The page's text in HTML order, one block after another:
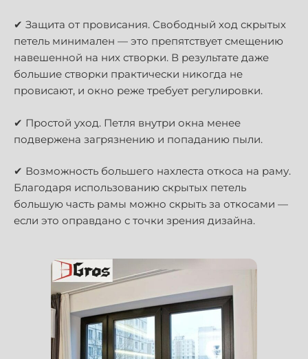
✔ Защита от провисания. Свободный ход скрытых
петель минимален — это препятствует смещению
навешенной на них створки. В результате даже
большие створки практически никогда не
провисают, и окно реже требует регулировки.
✔ Простой уход. Петля внутри окна менее
подвержена загрязнению и попаданию пыли.
✔ Возможность большего нахлеста откоса на раму.
Благодаря использованию скрытых петель
большую часть рамы можно скрыть за откосами —
если это оправдано с точки зрения дизайна.